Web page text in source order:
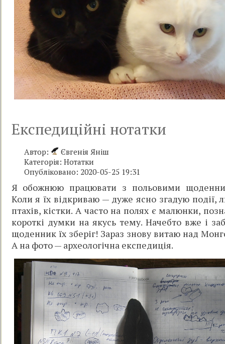
Експедиційні нотатки
Автор:
Євгенія Яніш
Категорія: Нотатки
Опубліковано: 2020-05-25 19:31
Я обожнюю працювати з польовими
Коли я їх відкриваю — дуже ясно згадую події,
птахів, кістки. А часто на полях є малюнки,
короткі думки на якусь тему. Начебто вже і
щоденник їх зберіг! Зараз знову витаю над
А на фото — археологічна експедиція.